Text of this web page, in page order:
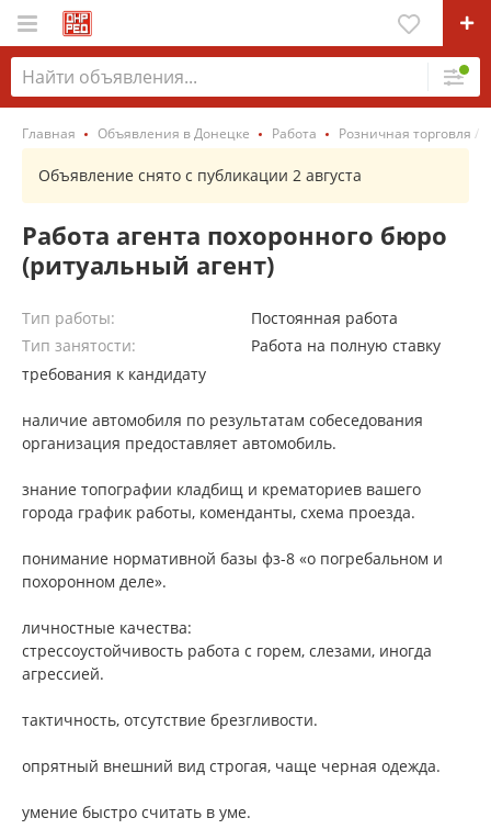
Главная Объявления в Донецке Работа Розничная торговля /
Объявление снято с публикации 2 августа
Работа агента похоронного бюро
(ритуальный агент)
Тип работы:
Постоянная работа
Тип занятости:
Работа на полную ставку
требования к кандидату
наличие автомобиля по результатам собеседования
организация предоставляет автомобиль.
знание топографии кладбищ и крематориев вашего
города график работы, коменданты, схема проезда.
понимание нормативной базы фз-8 «о погребальном и
похоронном деле».
личностные качества:
стрессоустойчивость работа с горем, слезами, иногда
агрессией.
тактичность, отсутствие брезгливости.
опрятный внешний вид строгая, чаще черная одежда.
умение быстро считать в уме.